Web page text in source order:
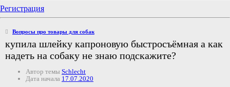
Регистрация
Вопросы про товары для собак
купила шлейку капроновую быстросъёмная а как
надеть на собаку не знаю подскажите?
Автор темы Schlecht
Дата начала 17.07.2020